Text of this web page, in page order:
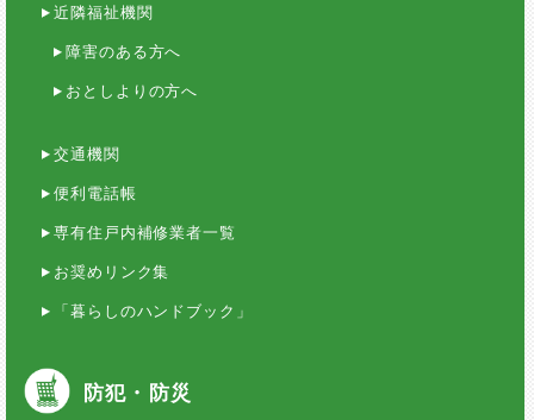
近隣福祉機関
障害のある方へ
おとしよりの方へ
交通機関
便利電話帳
専有住戸内補修業者一覧
お奨めリンク集
「暮らしのハンドブック」
防犯・防災